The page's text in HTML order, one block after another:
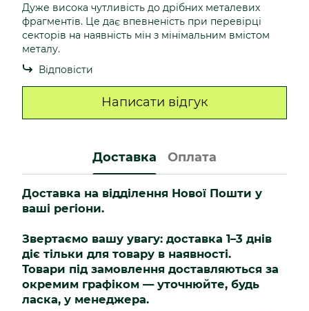
Дуже висока чутливість до дрібних металевих
фрагментів. Це дає впевненість при перевірці
секторів на наявність мін з мінімальним вмістом
металу.
Відповісти
Написати відгук
Доставка Оплата
Доставка на відділення Нової Пошти у
ваші регіони.
Звертаємо вашу увагу: доставка 1–3 днів
діє тільки для товару в наявності.
Товари під замовлення доставляються за
окремим графіком — уточнюйте, будь
ласка, у менеджера.